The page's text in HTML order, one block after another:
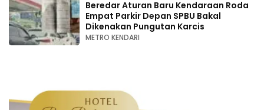
Beredar Aturan Baru Kendaraan Roda
Empat Parkir Depan SPBU Bakal
Dikenakan Pungutan Karcis
METRO KENDARI